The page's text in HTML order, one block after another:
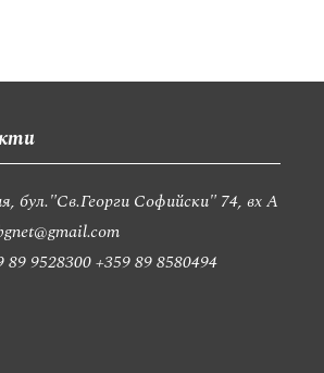
бул."Св.Георги Софийски" 74, вх А
89 9528300+359 89 8580494